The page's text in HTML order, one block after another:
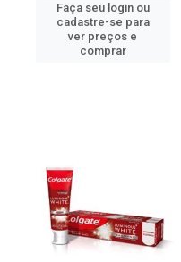
Faça seu login ou
cadastre-se para
ver preços e
comprar